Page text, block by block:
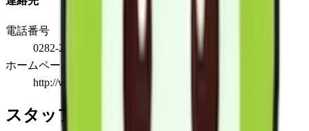
電話番号
0282-25-0550
ホームページ
http://www.t-cares.co.jp
スタッフ情報